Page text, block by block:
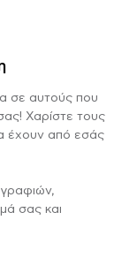
σε αυτούς που
Χαρίστε τους
έχουν από εσάς
σας και